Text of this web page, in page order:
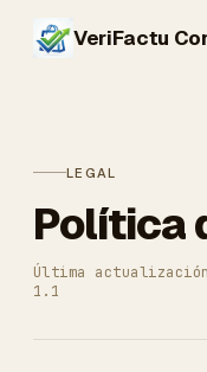
VeriFactu
LEGAL
Política
Última
1.1